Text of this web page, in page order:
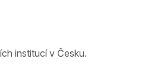
institucí v Česku.